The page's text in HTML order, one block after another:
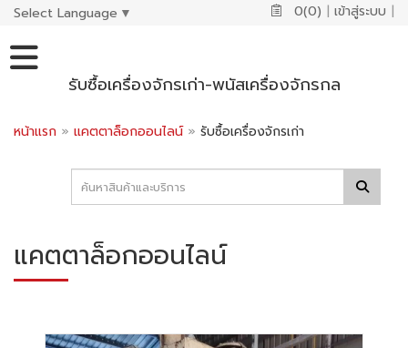
Select Language ▼ 0(0) | เข้าสู่ระบบ |
รับซื้อเครื่องจักรเก่า-พนัสเครื่องจักรกล
หน้าแรก » แคตตาล็อกออนไลน์ » รับซื้อเครื่องจักรเก่า
แคตตาล็อกออนไลน์